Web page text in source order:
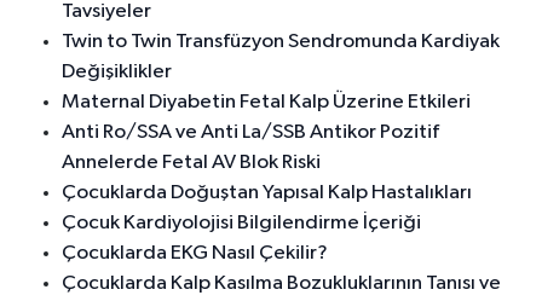
Tavsiyeler
Twin to Twin Transfüzyon Sendromunda Kardiyak
Değişiklikler
Maternal Diyabetin Fetal Kalp Üzerine Etkileri
Anti Ro/SSA ve Anti La/SSB Antikor Pozitif
Annelerde Fetal AV Blok Riski
Çocuklarda Doğuştan Yapısal Kalp Hastalıkları
Çocuk Kardiyolojisi Bilgilendirme İçeriği
Çocuklarda EKG Nasıl Çekilir?
Çocuklarda Kalp Kasılma Bozukluklarının Tanısı ve